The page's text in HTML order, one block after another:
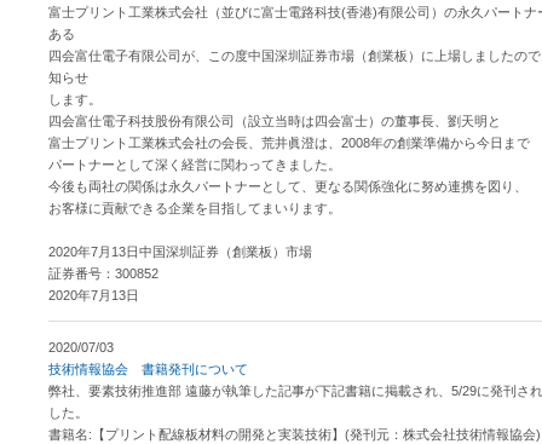
富士プリント工業株式会社（並びに富士電路科技(香港)有限公司）の永久パートナ
ある
四会富仕電子有限公司が、この度中国深圳証券市場（創業板）に上場しましたの
知らせ
します。
四会富仕電子科技股份有限公司（設立当時は四会富士）の董事長、劉天明と
富士プリント工業株式会社の会長、荒井眞澄は、2008年の創業準備から今日まで
パートナーとして深く経営に関わってきました。
今後も両社の関係は永久パートナーとして、更なる関係強化に努め連携を図り、
お客様に貢献できる企業を目指してまいります。
2020年7月13日中国深圳証券（創業板）市場
証券番号：300852
2020年7月13日
2020/07/03
技術情報協会 書籍発刊について
弊社、要素技術推進部 遠藤が執筆した記事が下記書籍に掲載され、5/29に発刊さ
した。
書籍名:【プリント配線板材料の開発と実装技術】(発刊元：株式会社技術情報協会)